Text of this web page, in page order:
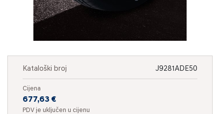
Kataloški broj J9281ADE50
Cijena
677,63 €
PDV je uključen u cijenu